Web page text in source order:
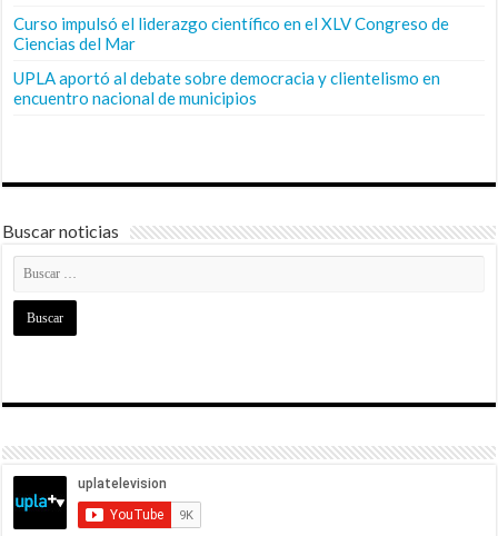
Curso impulsó el liderazgo científico en el XLV Congreso de
Ciencias del Mar
UPLA aportó al debate sobre democracia y clientelismo en
encuentro nacional de municipios
Buscar noticias